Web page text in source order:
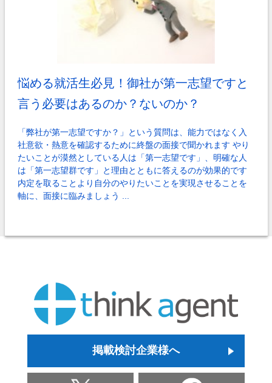
悩める就活生必見！御社が第一志望ですと
言う必要はあるのか？ないのか？
「弊社が第一志望ですか？」という質問は、能力ではなく入
社意欲・熱意を確認するために終盤の面接で聞かれます やり
たいことが漠然としている人は「第一志望です」、明確な人
は「第一志望群です」と理由とともに答えるのが効果的です
内定を取ることより自分のやりたいことを実現させることを
軸に、面接に臨みましょう ...
掲載検討企業様へ